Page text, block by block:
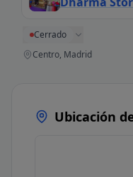
Cerrado
Centro, Madrid
Ubicación